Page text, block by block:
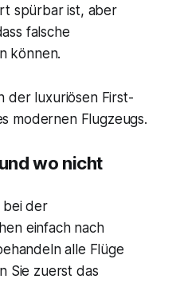
spürbar ist, aber
falsche
können.
wo nicht
bei der
einfach nach
alle Flüge
Sie zuerst das